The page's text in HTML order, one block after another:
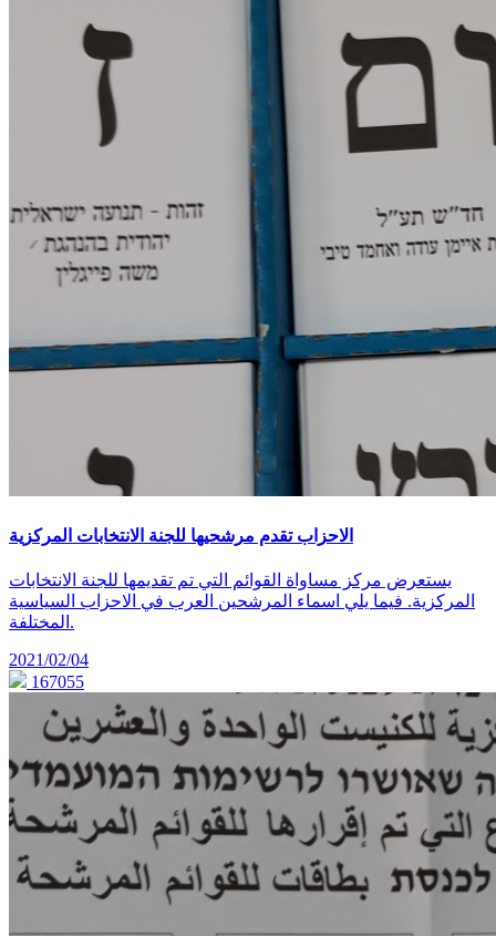
الاحزاب تقدم مرشحيها للجنة الانتخابات المركزية
يستعرض مركز مساواة القوائم التي تم تقديمها للجنة الانتخابات
المركزية. فيما يلي اسماء المرشحين العرب في الاحزاب السياسية
المختلفة.
2021/02/04
167055